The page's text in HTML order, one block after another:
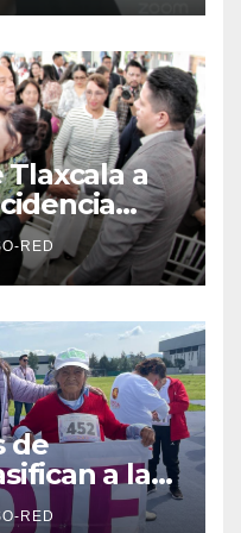
a
trabajo
RED
de
a la
RED